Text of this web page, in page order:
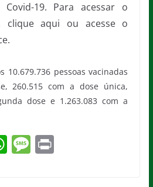
19. Para acessar o
clique aqui ou acesse o
10.679.736 pessoas vacinadas
260.515 com a dose única,
dose e 1.263.083 com a
W M Pr